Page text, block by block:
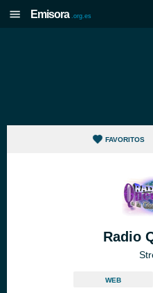
Emisora .org.es
FAVORITOS
Radio
WEB